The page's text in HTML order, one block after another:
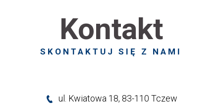
Kontakt
SKONTAKTUJ SIĘ Z NAMI
ul. Kwiatowa 18, 83-110 Tczew